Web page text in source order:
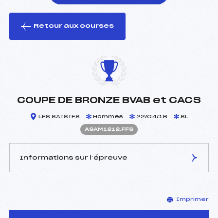
le ski
Retour aux courses
COUPE DE BRONZE BVAB et CACS
LES SAISIES Hommes 22/04/18 SL
ASAM1212.FFS
Informations sur l’épreuve
MARIN LAMELLET
THIBAULT (SA)
Imprimer